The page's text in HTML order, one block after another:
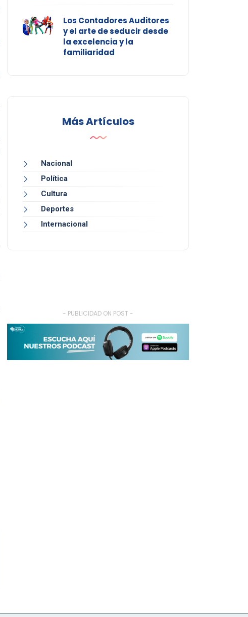
Los Contadores Auditores
y el arte de seducir desde
la excelencia y la
familiaridad
Más Artículos
Nacional
Política
Cultura
Deportes
Internacional
- PUBLICIDAD ON POST -